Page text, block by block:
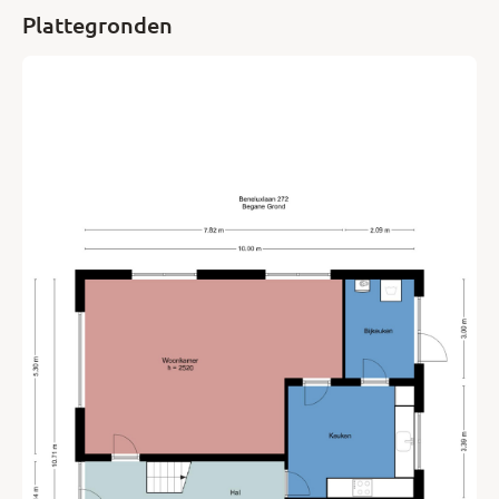
aankoopmakelaar in. Uw NVM-aankoopmakelaar komt op
voor úw belang en bespaart u tijd, geld en zorgen.
Plattegronden